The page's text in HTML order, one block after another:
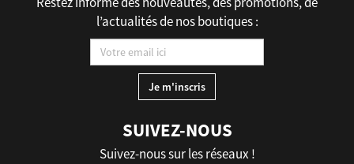
l’actualités de nos boutiques :
SUIVEZ-NOUS
Suivez-nous sur les réseaux !